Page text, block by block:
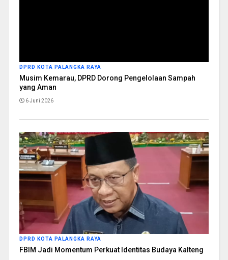
DPRD KOTA PALANGKA RAYA
Musim Kemarau, DPRD Dorong Pengelolaan Sampah
yang Aman
6 Juni 2026
DPRD KOTA PALANGKA RAYA
FBIM Jadi Momentum Perkuat Identitas Budaya Kalteng